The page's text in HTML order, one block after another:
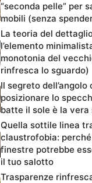
“seconda pelle” per
mobili (senza
La teoria del
l’elemento
monotonia del
rinfresca lo sguardo)
Il segreto
posizionare lo
batte il sole è la
Quella sottile linea
claustrofobia:
finestre potrebbe
il tuo salotto
Trasparenze